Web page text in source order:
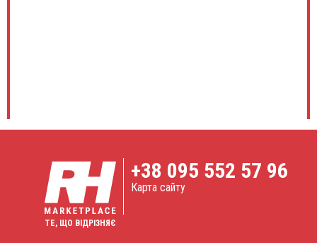
ТЕ, ЩО ВІДРІЗНЯЄ
+38 095 552 57 96
Карта сайту